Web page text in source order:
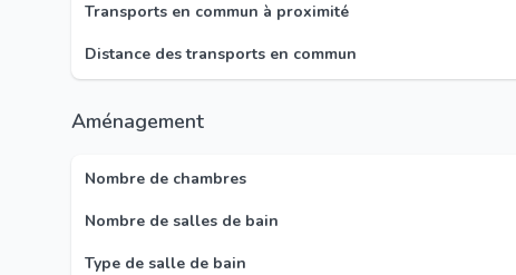
Transports en commun à proximité
Distance des transports en commun
Aménagement
Nombre de chambres
Nombre de salles de bain
Type de salle de bain